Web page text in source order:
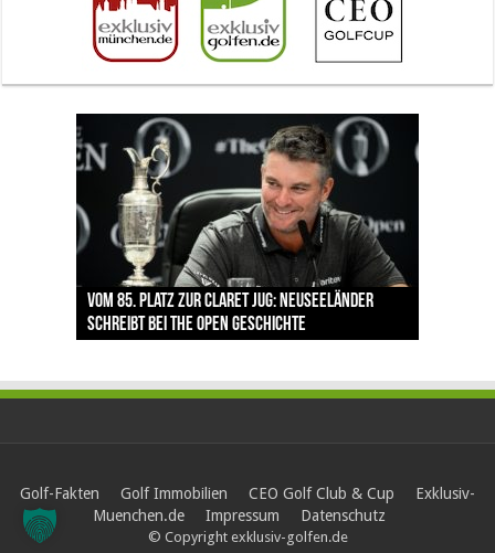
Der neue Trend im Golfurlaub: Warum
Prävention den Abschlag verändert
Luštica Bay baut Montenegros erste Golf-
Community weiter aus
Vom 85. Platz zur Claret Jug: Neuseeländer
schreibt bei The Open Geschichte
Claret Jug: Warum Scottie Scheffler die
berühmteste Golftrophäe zurückgeben muss
The Open 2026 in Royal Birkdale: Warum der
traditionsreiche Linksplatz zu den größten
Herausforderungen im Golfsport zählt
Golf-Fakten Golf Immobilien CEO Golf Club & Cup
Exklusiv-
Muenchen.de
Impressum Datenschutz
© Copyright exklusiv-golfen.de